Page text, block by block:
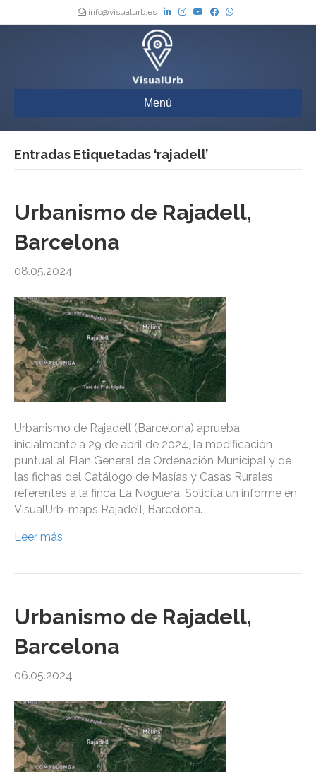
info@visualurb.es
Menú
Entradas Etiquetadas ‘rajadell’
Urbanismo de Rajadell,
Barcelona
08.05.2024
Urbanismo de Rajadell (Barcelona) aprueba
inicialmente a 29 de abril de 2024, la modificación
puntual al Plan General de Ordenación Municipal y de
las fichas del Catálogo de Masías y Casas Rurales,
referentes a la finca La Noguera. Solicita un informe en
VisualUrb-maps Rajadell, Barcelona.
Leer más
Urbanismo de Rajadell,
Barcelona
06.05.2024